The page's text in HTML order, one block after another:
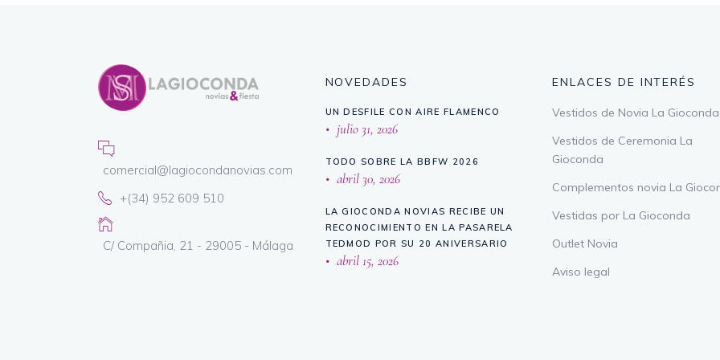
comercial@lagiocondanovias.com
+(34) 952 609 510
C/ Compañia, 21 - 29005 - Málaga
NOVEDADES
UN DESFILE CON AIRE FLAMENCO
julio 31, 2026
TODO SOBRE LA BBFW 2026
abril 30, 2026
LA GIOCONDA NOVIAS RECIBE UN
RECONOCIMIENTO EN LA PASARELA
TEDMOD POR SU 20 ANIVERSARIO
abril 15, 2026
ENLACES DE INTERÉS
Vestidos de Novia La Gioconda
Vestidos de Ceremonia La
Gioconda
Complementos novia La
Vestidas por La Gioconda
Outlet Novia
Aviso legal